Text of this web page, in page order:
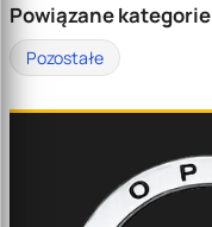
Powiązane kategorie
Pozostałe